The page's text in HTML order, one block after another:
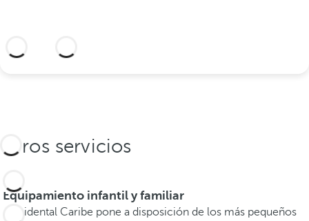
Otros servicios
Equipamiento infantil y familiar
Occidental Caribe pone a disposición de los más pequeños